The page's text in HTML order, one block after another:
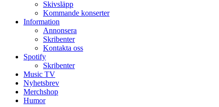
Skivsläpp
Kommande konserter
Information
Annonsera
Skribenter
Kontakta oss
Spotify
Skribenter
Music TV
Nyhetsbrev
Merchshop
Humor